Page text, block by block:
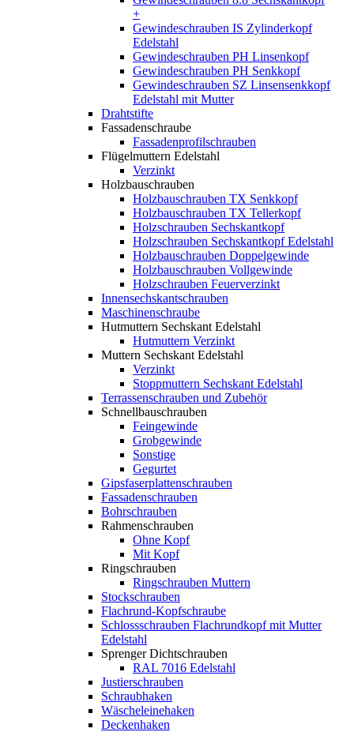
+
Gewindeschrauben IS Zylinderkopf
Edelstahl
Gewindeschrauben PH Linsenkopf
Gewindeschrauben PH Senkkopf
Gewindeschrauben SZ Linsensenkkopf
Edelstahl mit Mutter
Drahtstifte
Fassadenschraube
Fassadenprofilschrauben
Flügelmuttern Edelstahl
Verzinkt
Holzbauschrauben
Holzbauschrauben TX Senkkopf
Holzbauschrauben TX Tellerkopf
Holzschrauben Sechskantkopf
Holzschrauben Sechskantkopf Edelstahl
Holzbauschrauben Doppelgewinde
Holzbauschrauben Vollgewinde
Holzschrauben Feuerverzinkt
Innensechskantschrauben
Maschinenschraube
Hutmuttern Sechskant Edelstahl
Hutmuttern Verzinkt
Muttern Sechskant Edelstahl
Verzinkt
Stoppmuttern Sechskant Edelstahl
Terrassenschrauben und Zubehör
Schnellbauschrauben
Feingewinde
Grobgewinde
Sonstige
Gegurtet
Gipsfaserplattenschrauben
Fassadenschrauben
Bohrschrauben
Rahmenschrauben
Ohne Kopf
Mit Kopf
Ringschrauben
Ringschrauben Muttern
Stockschrauben
Flachrund-Kopfschraube
Schlossschrauben Flachrundkopf mit Mutter
Edelstahl
Sprenger Dichtschrauben
RAL 7016 Edelstahl
Justierschrauben
Schraubhaken
Wäscheleinehaken
Deckenhaken